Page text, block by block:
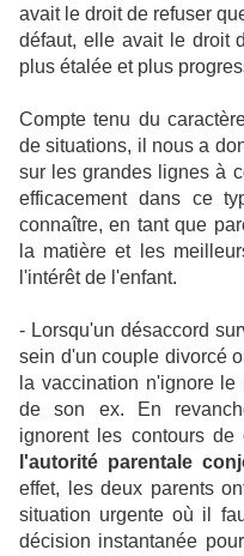
avait le droit de refuser
défaut, elle avait le droit
plus étalée et plus
Compte tenu du
de situations, il nous a
sur les grandes lignes à
efficacement dans ce
connaître, en tant que
la matière et les
l'intérêt de l'enfant.
- Lorsqu'un désaccord
sein d'un couple divorcé
la vaccination n'ignore
de son ex. En
ignorent les contours
l'autorité parentale
effet, les deux parents
situation urgente où il
décision instantanée